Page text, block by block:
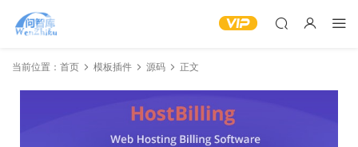
当前位置： 首页 模板插件 源码 正文